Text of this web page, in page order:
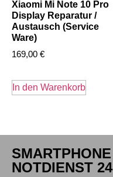
Xiaomi Mi Note 10 Pro
Display Reparatur /
Austausch (Service
Ware)
169,00 €
In den Warenkorb
SMARTPHONE
NOTDIENST 24